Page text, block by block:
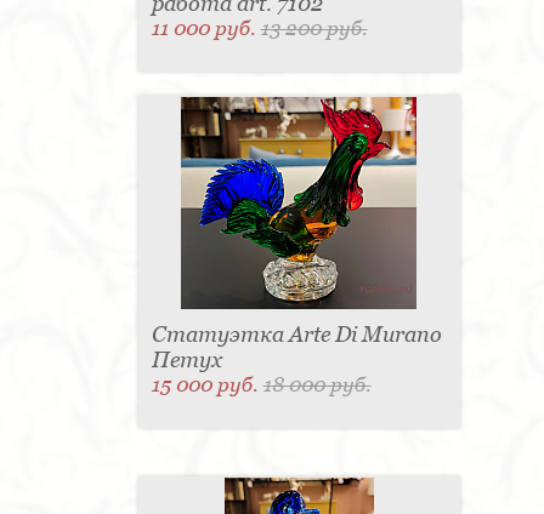
11 000 руб.13 200 руб.
Статуэтка Arte Di Murano
Петух
15 000 руб.18 000 руб.